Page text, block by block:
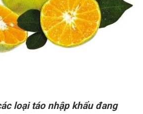
loại táo nhập khẩu đang